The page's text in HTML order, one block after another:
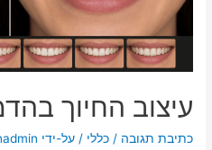
עיצוב החיוך
כתיבת תגובה /כללי / על-ידי